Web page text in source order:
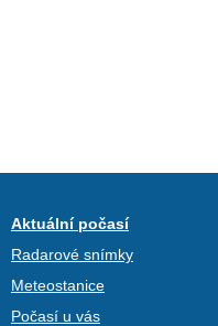
Aktuální počasí
Radarové snímky
Meteostanice
Počasí u vás